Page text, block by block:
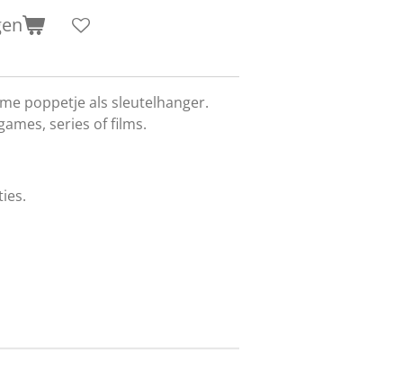
poppetje als sleutelhanger.
series of films.